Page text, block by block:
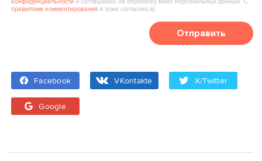
правилами комментирования я тоже согласен(‑а).
Отправить
Facebook VKontakte X/Twitter
Google